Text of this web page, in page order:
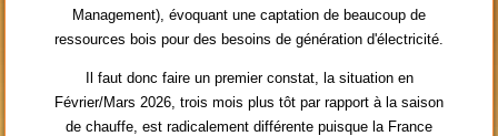
Management), évoquant une captation de beaucoup de
ressources bois pour des besoins de génération d'électricité.
Il faut donc faire un premier constat, la situation en
Février/Mars 2026, trois mois plus tôt par rapport à la saison
de chauffe, est radicalement différente puisque la France